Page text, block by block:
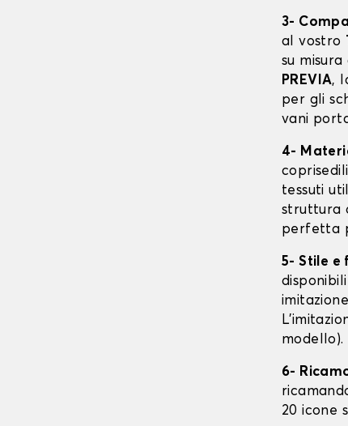
3-
al vostro
su
PREVIA,
per gli
vani
4-
coprisedili
tessuti
struttura
perfetta
5- Stile e
modello).
6-
20 icone